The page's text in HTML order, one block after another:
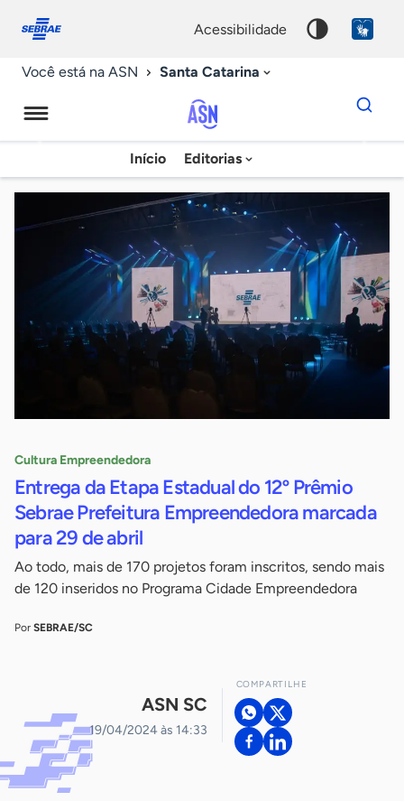
conosco
acessibilidade
Você está na ASN Santa Catarina
Agência
Sebrae
de
Notícias
Início Editorias
Dados
para
chave
Cultura Empreendedora
Entrega da Etapa Estadual do 12º Prêmio
Sebrae Prefeitura Empreendedora marcada
para 29 de abril
Ao todo, mais de 170 projetos foram inscritos, sendo mais
de 120 inseridos no Programa Cidade Empreendedora
Por SEBRAE/SC
ASN SC
19/04/2024 às 14:33
COMPARTILHE